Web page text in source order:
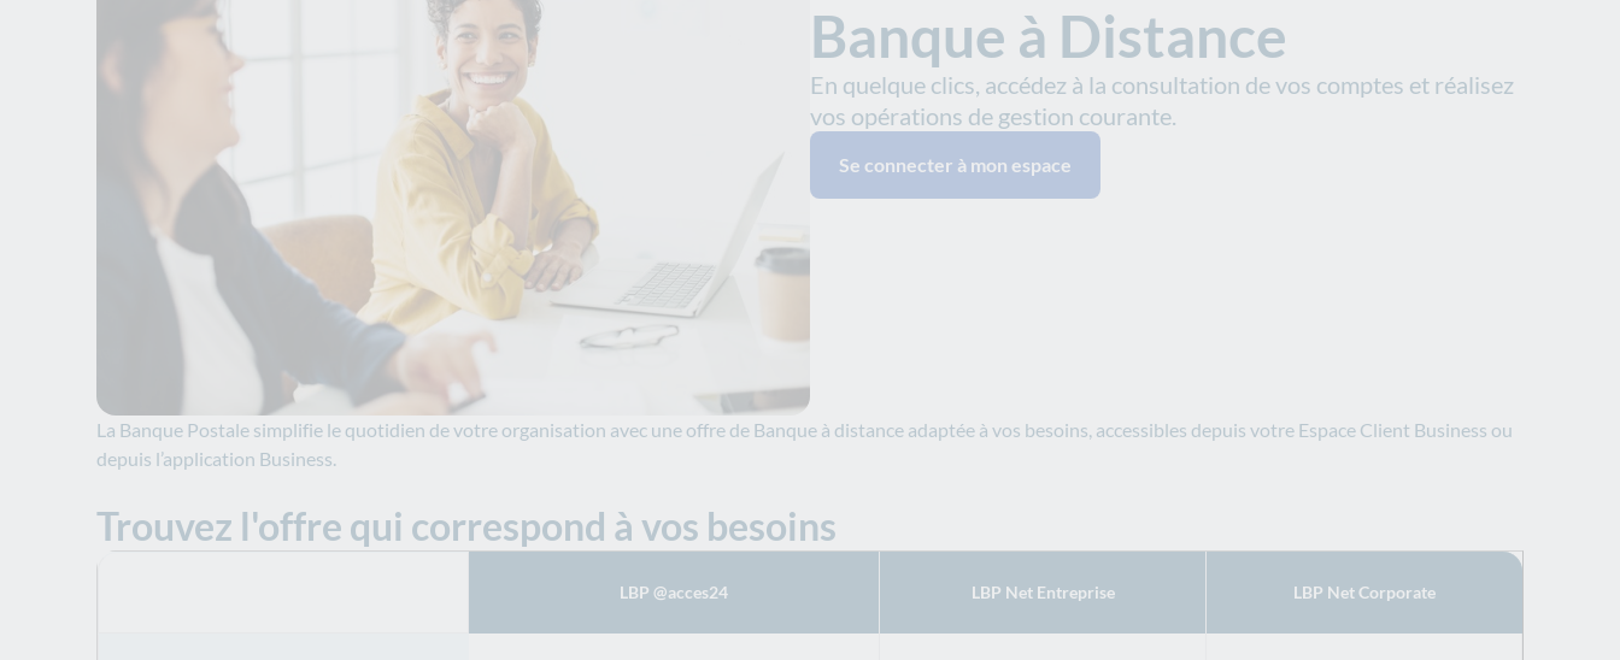
Banque à Distance
En quelque clics, accédez à la consultation de vos comptes et réalisez
vos opérations de gestion courante.
Se connecter à mon espace
La Banque Postale simplifie le quotidien de votre organisation avec une offre de Banque à distance adaptée à vos besoins, accessibles depuis votre Espace Client Business ou
depuis l’application Business.
Trouvez l'offre qui correspond à vos besoins
LBP @acces24 LBP Net Entreprise LBP Net Corporate